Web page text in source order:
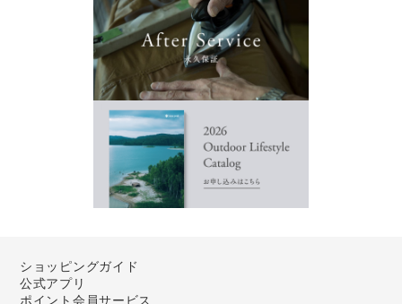
ショッピングガイド
公式アプリ
ポイント会員サービス